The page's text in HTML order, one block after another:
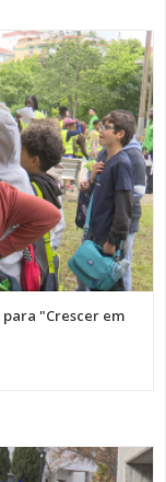
para "Crescer em